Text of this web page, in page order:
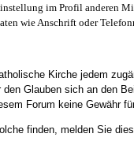
im Profil anderen
wie Anschrift oder
Kirche jedem
Glauben sich an den
Forum keine Gewähr
finden, melden Sie